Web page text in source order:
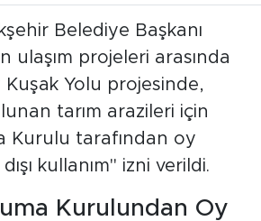
Belediye Başkanı
ulaşım projeleri arasında
Yolu projesinde,
tarım arazileri için
Kurulu tarafından oy
kullanım" izni verildi.
Kurulundan Oy